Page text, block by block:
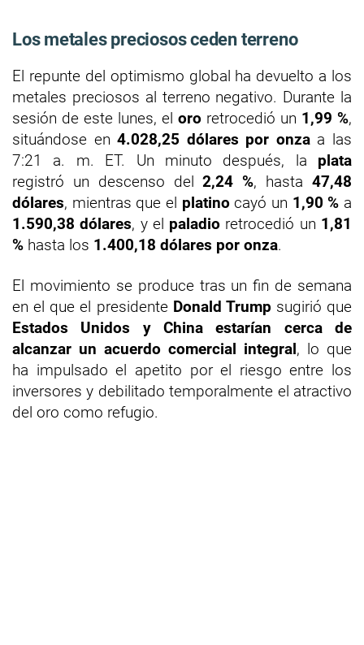
Los metales preciosos ceden terreno
El repunte del optimismo global ha devuelto a los
metales preciosos al terreno negativo. Durante la
sesión de este lunes, el oro retrocedió un 1,99 %,
situándose en4.028,25 dólares por onzaa las
7:21 a. m. ET. Un minuto después, la plata
registró un descenso del2,24 %, hasta47,48
dólares, mientras que el platinocayó un 1,90 % a
1.590,38 dólares, y el paladio retrocedió un 1,81
% hasta los 1.400,18 dólares por onza.
El movimiento se produce tras un fin de semana
en el que el presidente Donald Trump sugirió que
Estados Unidos y China estarían cerca de
alcanzar un acuerdo comercial integral, lo que
ha impulsado el apetito por el riesgo entre los
inversores y debilitado temporalmente el atractivo
del oro como refugio.